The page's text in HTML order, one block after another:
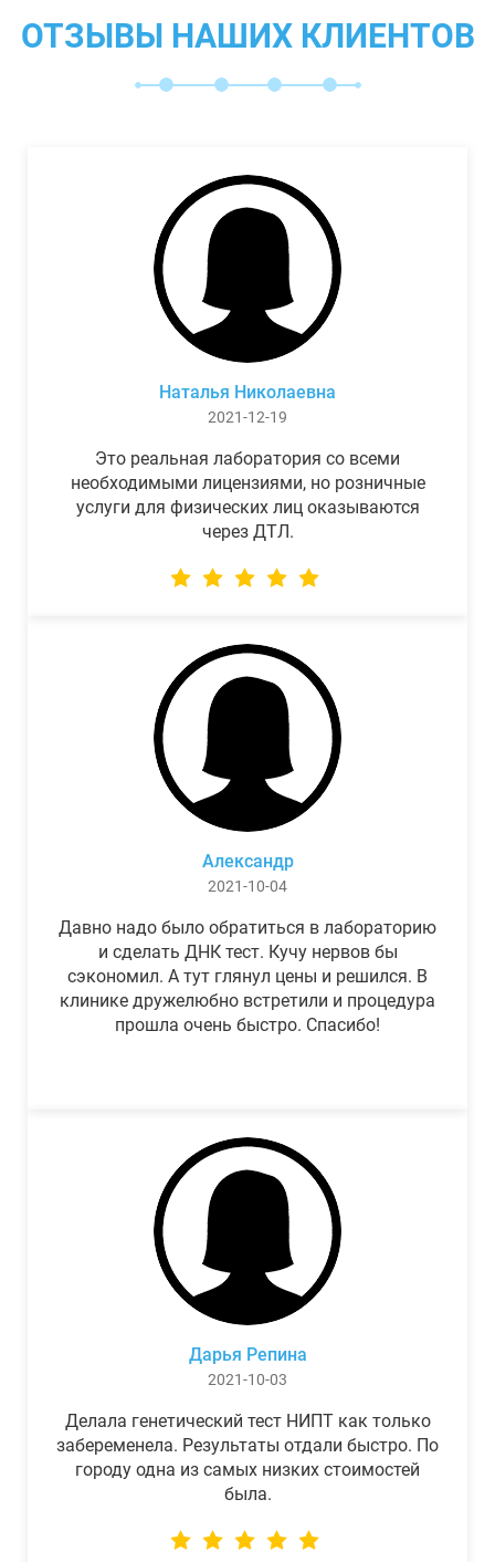
ОТЗЫВЫ НАШИХ КЛИЕНТОВ
Наталья Николаевна
2021-12-19
Это реальная лаборатория со всеми
необходимыми лицензиями, но розничные
услуги для физических лиц оказываются
через ДТЛ.
Александр
2021-10-04
Давно надо было обратиться в лабораторию
и сделать ДНК тест. Кучу нервов бы
сэкономил. А тут глянул цены и решился. В
клинике дружелюбно встретили и процедура
прошла очень быстро. Спасибо!
Дарья Репина
2021-10-03
Делала генетический тест НИПТ как только
забеременела. Результаты отдали быстро. По
городу одна из самых низких стоимостей
была.